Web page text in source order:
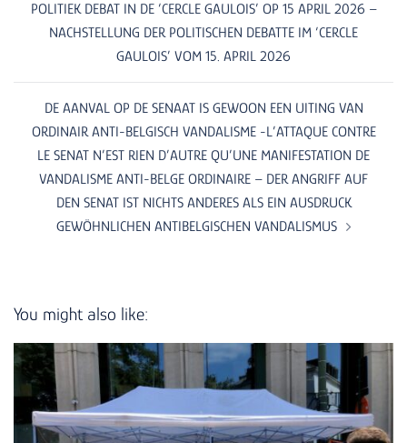
POLITIEK DEBAT IN DE ‘CERCLE GAULOIS’ OP 15 APRIL 2026 –
NACHSTELLUNG DER POLITISCHEN DEBATTE IM ‘CERCLE
GAULOIS’ VOM 15. APRIL 2026
DE AANVAL OP DE SENAAT IS GEWOON EEN UITING VAN
ORDINAIR ANTI-BELGISCH VANDALISME -L’ATTAQUE CONTRE
LE SENAT N’EST RIEN D’AUTRE QU’UNE MANIFESTATION DE
VANDALISME ANTI-BELGE ORDINAIRE – DER ANGRIFF AUF
DEN SENAT IST NICHTS ANDERES ALS EIN AUSDRUCK
GEWÖHNLICHEN ANTIBELGISCHEN VANDALISMUS
You might also like: